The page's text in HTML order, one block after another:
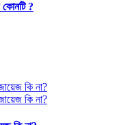
কোনটি ?